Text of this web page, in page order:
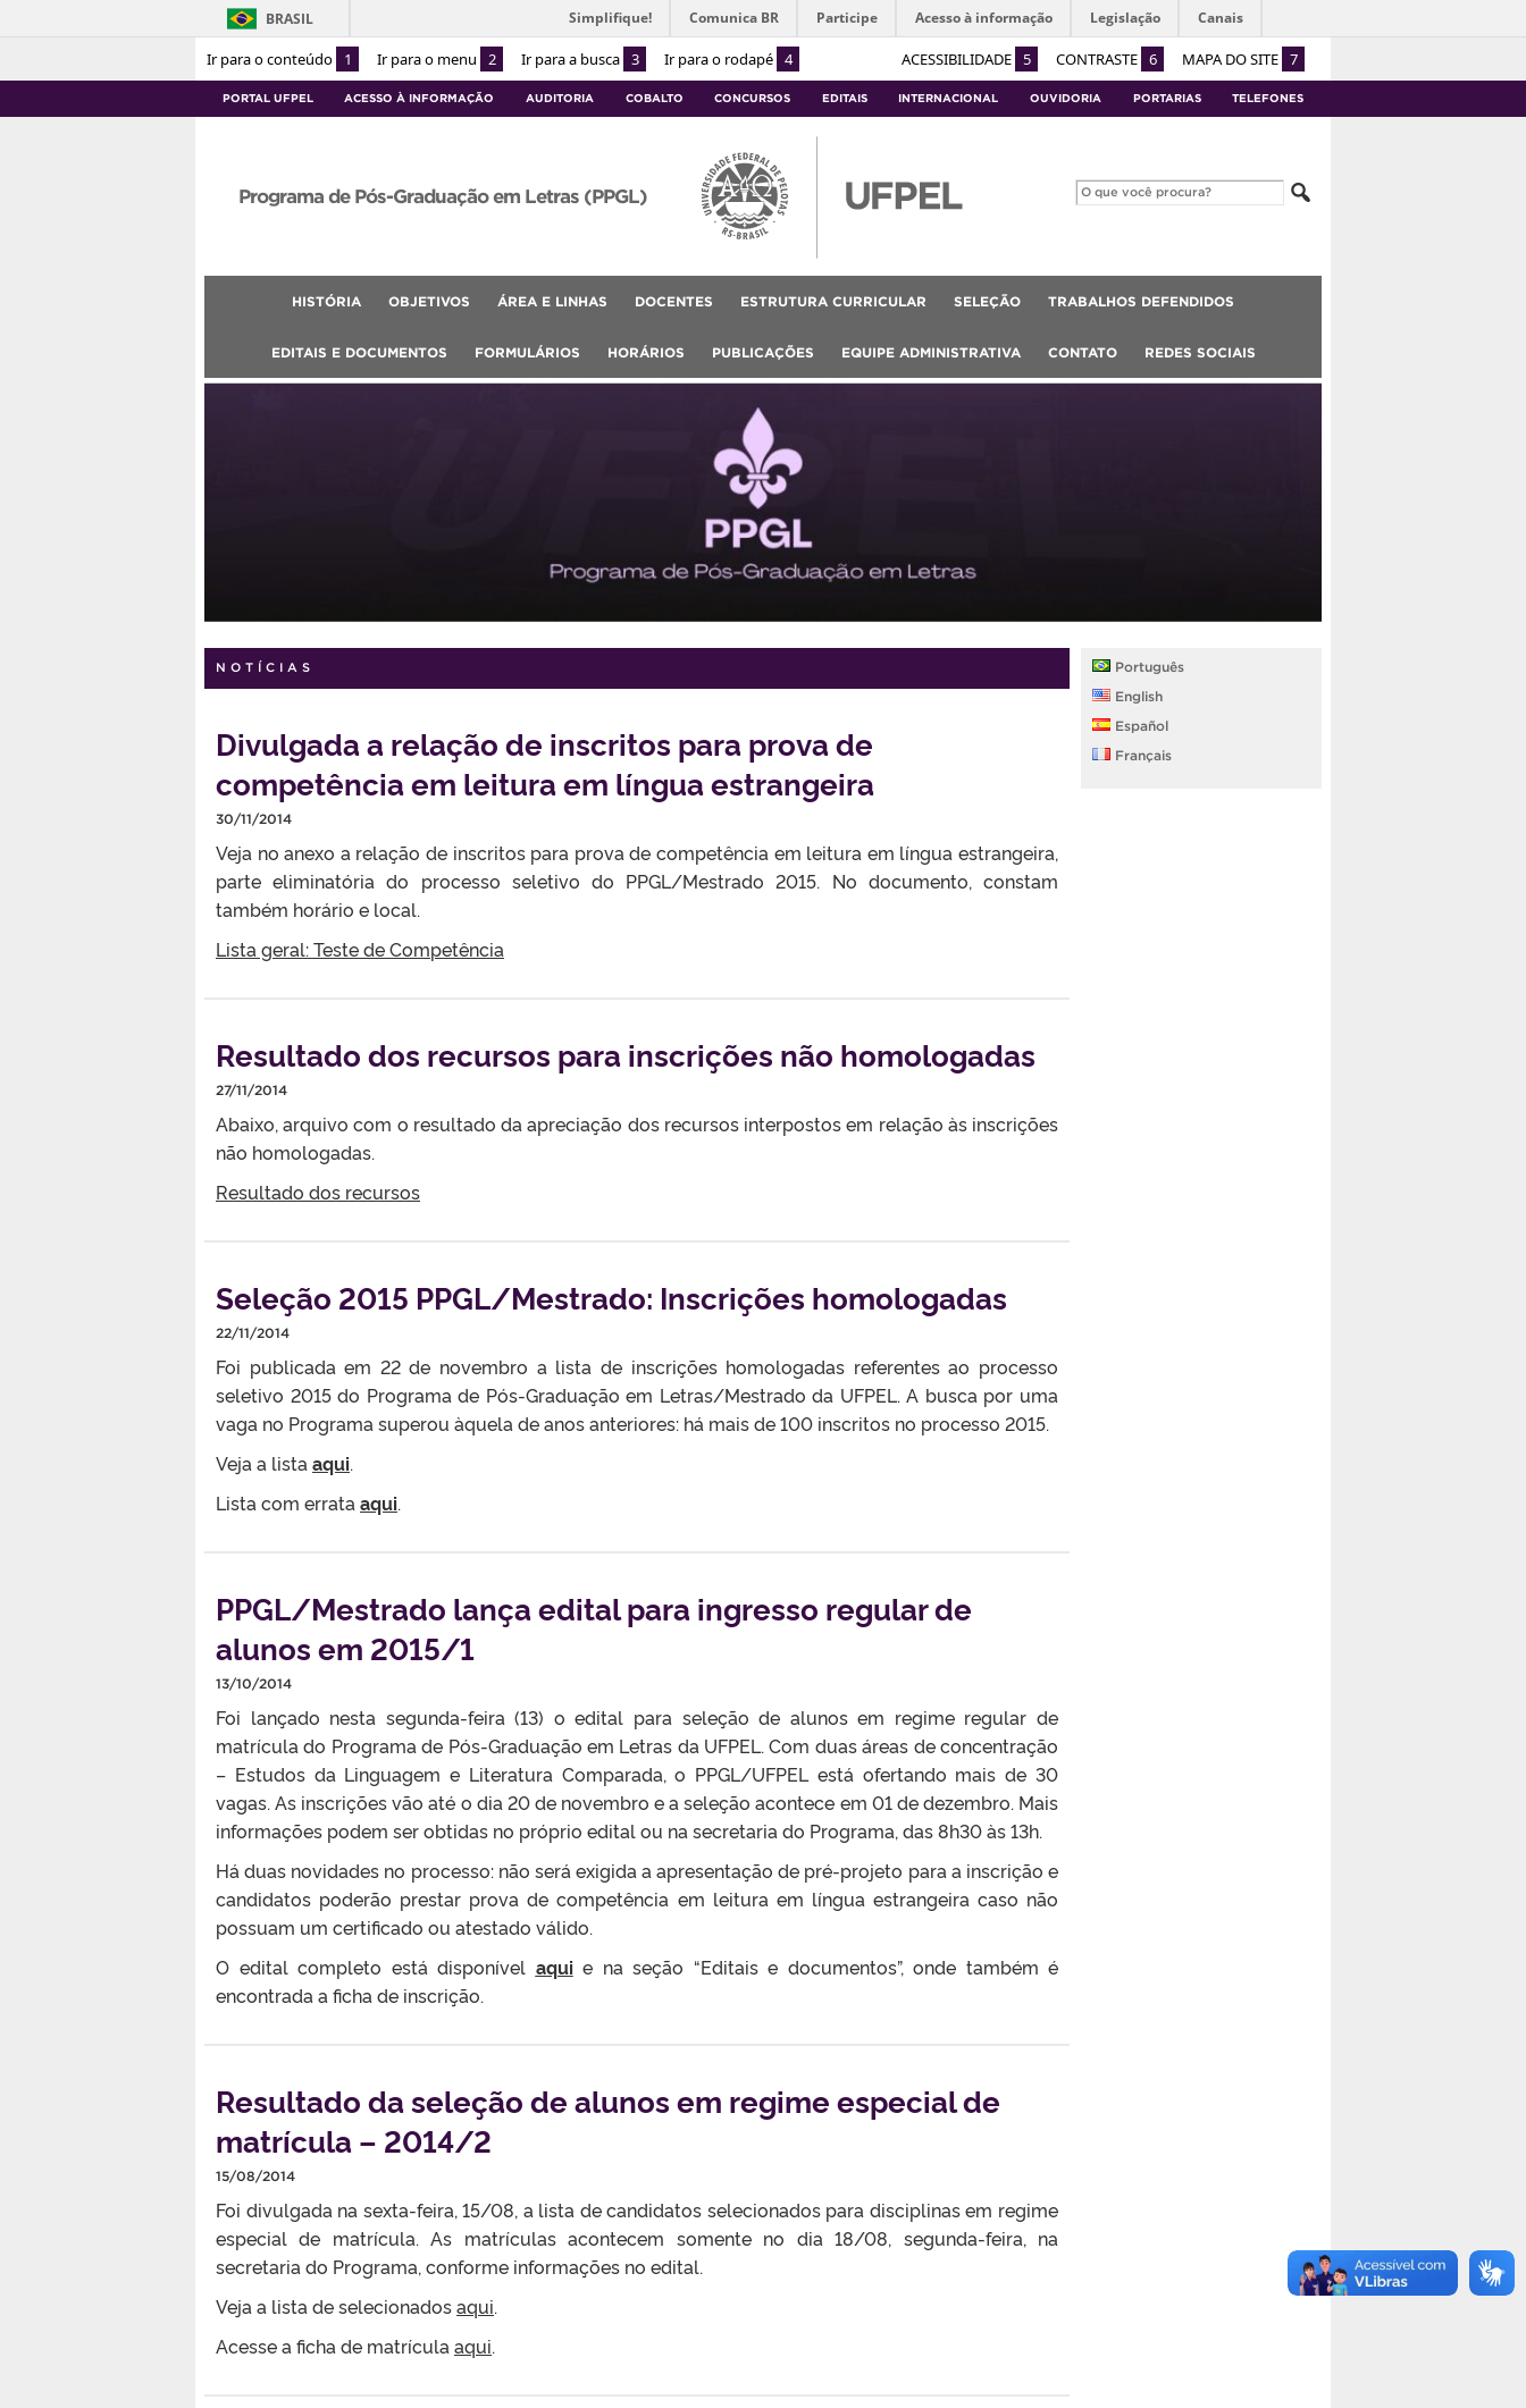
Ir para o conteúdo 1 Ir para o menu 2 Ir para a busca 3 Ir para o rodapé 4 ACESSIBILIDADE 5 CONTRASTE 6 MAPA DO SITE 7
BRASIL Simplifique! Comunica BR Participe Acesso à informação Legislação Canais
PORTAL UFPEL ACESSO À INFORMAÇÃO AUDITORIA COBALTO CONCURSOS EDITAIS INTERNACIONAL OUVIDORIA PORTARIAS TELEFONES
Programa de Pós-Graduação em Letras (PPGL)
HISTÓRIA OBJETIVOS ÁREA E LINHAS DOCENTES ESTRUTURA CURRICULAR SELEÇÃO TRABALHOS DEFENDIDOS
EDITAIS E DOCUMENTOS FORMULÁRIOS HORÁRIOS PUBLICAÇÕES EQUIPE ADMINISTRATIVA CONTATO REDES SOCIAIS
NOTÍCIAS
Divulgada a relação de inscritos para prova de
competência em leitura em língua estrangeira
30/11/2014
Veja no anexo a relação de inscritos para prova de competência em leitura em língua estrangeira,
parte eliminatória do processo seletivo do PPGL/Mestrado 2015. No documento, constam
também horário e local.
Lista geral: Teste de Competência
Resultado dos recursos para inscrições não homologadas
27/11/2014
Abaixo, arquivo com o resultado da apreciação dos recursos interpostos em relação às inscrições
não homologadas.
Resultado dos recursos
Seleção 2015 PPGL/Mestrado: Inscrições homologadas
22/11/2014
Foi publicada em 22 de novembro a lista de inscrições homologadas referentes ao processo
seletivo 2015 do Programa de Pós-Graduação em Letras/Mestrado da UFPEL. A busca por uma
vaga no Programa superou àquela de anos anteriores: há mais de 100 inscritos no processo 2015.
Veja a lista aqui.
Lista com errata aqui.
PPGL/Mestrado lança edital para ingresso regular de
alunos em 2015/1
13/10/2014
Foi lançado nesta segunda-feira (13) o edital para seleção de alunos em regime regular de
matrícula do Programa de Pós-Graduação em Letras da UFPEL. Com duas áreas de concentração
– Estudos da Linguagem e Literatura Comparada, o PPGL/UFPEL está ofertando mais de 30
vagas. As inscrições vão até o dia 20 de novembro e a seleção acontece em 01 de dezembro. Mais
informações podem ser obtidas no próprio edital ou na secretaria do Programa, das 8h30 às 13h.
Há duas novidades no processo: não será exigida a apresentação de pré-projeto para a inscrição e
candidatos poderão prestar prova de competência em leitura em língua estrangeira caso não
possuam um certificado ou atestado válido.
O edital completo está disponível aquie na seção “Editais e documentos”, onde também é
encontrada a ficha de inscrição.
Resultado da seleção de alunos em regime especial de
matrícula – 2014/2
15/08/2014
Foi divulgada na sexta-feira, 15/08, a lista de candidatos selecionados para disciplinas em regime
especial de matrícula. As matrículas acontecem somente no dia 18/08, segunda-feira, na
secretaria do Programa, conforme informações no edital.
Veja a lista de selecionadosaqui.
Acesse a ficha de matrícula aqui.
Português
English
Español
Français